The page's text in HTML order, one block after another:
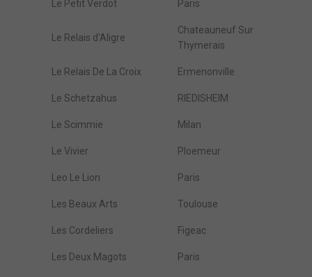
Le Petit Verdot Paris
Le Relais d'Aligre
Chateauneuf Sur
Thymerais
Le Relais De La Croix Ermenonville
Le Schetzahus RIEDISHEIM
Le Scimmie Milan
Le Vivier Ploemeur
Leo Le Lion Paris
Les Beaux Arts Toulouse
Les Cordeliers Figeac
Les Deux Magots Paris